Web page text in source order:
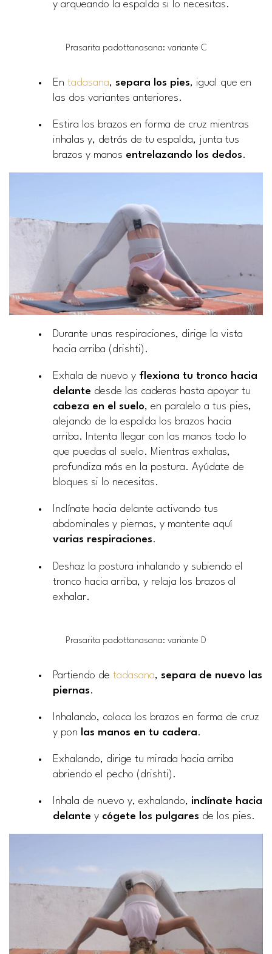
y arqueando la espalda si lo necesitas.
Prasarita padottanasana: variante C
En tadasana, separa los pies, igual que en
las dos variantes anteriores.
Estira los brazos en forma de cruz mientras
inhalas y, detrás de tu espalda, junta tus
brazos y manos entrelazando los dedos.
Durante unas respiraciones, dirige la vista
hacia arriba (drishti).
Exhala de nuevo y flexiona tu tronco hacia
delante desde las caderas hasta apoyar tu
cabeza en el suelo, en paralelo a tus pies,
alejando de la espalda los brazos hacia
arriba. Intenta llegar con las manos todo lo
que puedas al suelo. Mientras exhalas,
profundiza más en la postura. Ayúdate de
bloques si lo necesitas.
Inclínate hacia delante activando tus
abdominales y piernas, y mantente aquí
varias respiraciones.
Deshaz la postura inhalando y subiendo el
tronco hacia arriba, y relaja los brazos al
exhalar.
Prasarita padottanasana: variante D
Partiendo de tadasana, separa de nuevo las
piernas.
Inhalando, coloca los brazos en forma de cruz
y pon las manos en tu cadera.
Exhalando, dirige tu mirada hacia arriba
abriendo el pecho (drishti).
Inhala de nuevo y, exhalando, inclínate hacia
delante y cógete los pulgares de los pies.